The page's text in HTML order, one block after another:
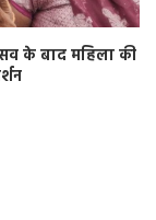
के बाद महिला की